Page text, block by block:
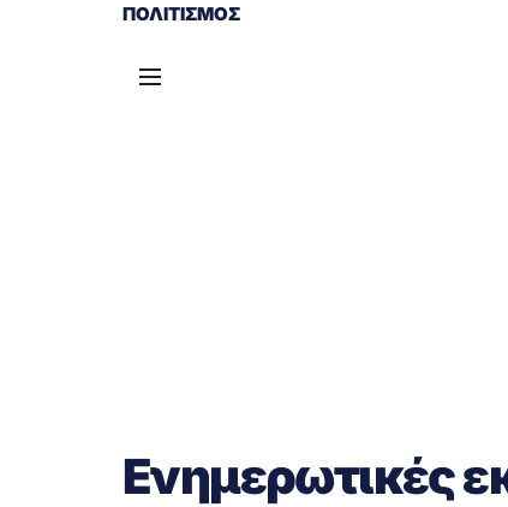
ΠΟΛΙΤΙΣΜΌΣ
Ενημερωτικές